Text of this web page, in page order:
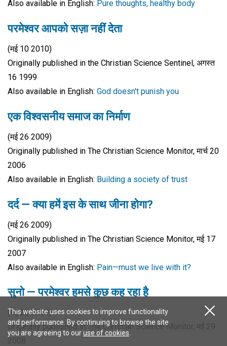
Also available in English: Pure thoughts, healthy body
परमेश्वर आपको सज़ा नहीं देता
(मई 10 2010)
Originally published in the Christian Science Sentinel, अगस्त
16 1999
Also available in English: God doesn't punish you
एक विश्वसनीय समाज का निर्माण
(मई 26 2009)
Originally published in The Christian Science Monitor, मार्च 20
2006
Also available in English: Building a society of trust
दर्द — क्या हमे॑ इस के साथ जीना होगा?
(मई 26 2009)
Originally published in The Christian Science Monitor, मई 17
2007
Also available in English: Pain—must we live with it?
सुनो — परमेश्वर हमसे कुछ कह रहा है
(मई 26 2009)
Originally published in The Christian Science Monitor, मई 29
2008
This website uses cookies to improve functionality
and performance. By continuing to browse the site
you are agreeing to ouruse of cookies